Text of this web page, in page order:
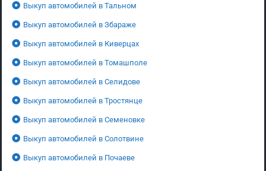
Выкуп автомобилей в Тальном
Выкуп автомобилей в Збараже
Выкуп автомобилей в Киверцах
Выкуп автомобилей в Томашполе
Выкуп автомобилей в Селидове
Выкуп автомобилей в Тростянце
Выкуп автомобилей в Семеновке
Выкуп автомобилей в Солотвине
Выкуп автомобилей в Почаеве